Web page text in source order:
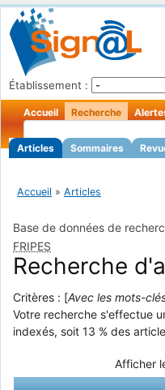
Établissement :
Accueil Recherche
Articles Sommaires
Accueil » Articles
Base de données de
FRIPES
Recherche
Critères : [Avec les mots-
Votre recherche s'effectue
indexés, soit 13 % des
Afficher